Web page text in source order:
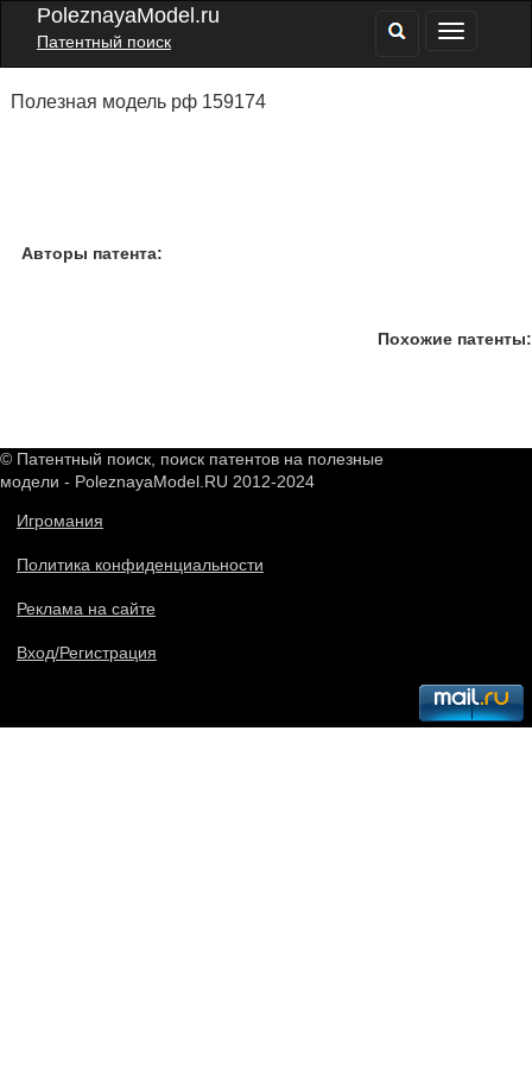
PoleznayaModel.ru
Патентный поиск
Полезная модель рф 159174
Авторы патента:
Похожие патенты:
© Патентный поиск, поиск патентов на полезные
модели - PoleznayaModel.RU 2012-2024
Игромания
Политика конфиденциальности
Реклама на сайте
Вход/Регистрация